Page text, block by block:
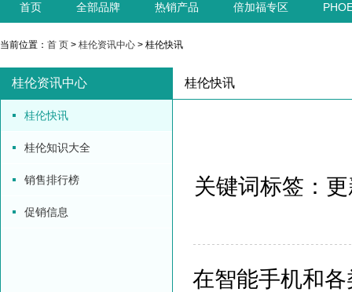
首页 全部品牌 热销产品 倍加福专区
当前位置： 首 页 > 桂伦资讯中心 > 桂伦快讯
桂伦资讯中心
桂伦快讯
桂伦知识大全
销售排行榜
促销信息
桂伦快讯
关键词标签：
在智能手机和